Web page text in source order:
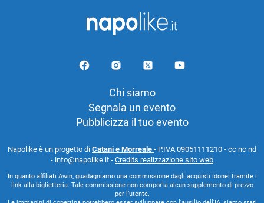
Chi siamo
Segnala un evento
Pubblicizza il tuo evento
Napolike è un progetto di Catani e Morreale - P.IVA 09051111210 - cc nc nd
- info@napolike.it - Credits realizzazione sito web
In quanto affiliati Awin, guadagniamo una commissione dagli acquisti idonei tramite i
link alla biglietteria. Tale commissione non comporta alcun supplemento di prezzo
per l’utente.